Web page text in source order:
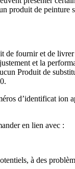
produit de
fournir et de
et la
Produit de
d’identificat ion
en lien avec :
à des